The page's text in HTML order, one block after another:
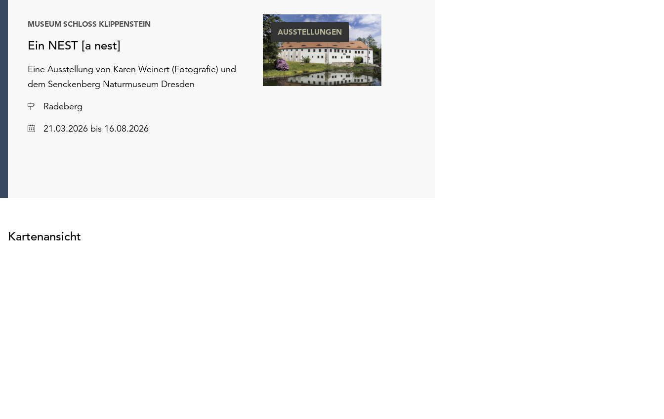
Ein NEST [a nest]
MUSEUM SCHLOSS KLIPPENSTEIN
Eine Ausstellung von Karen Weinert (Fotografie) und
dem Senckenberg Naturmuseum Dresden
Ort
Radeberg
Datum21.03.2026 bis 16.08.2026
AUSSTELLUNGEN
Kartenansicht